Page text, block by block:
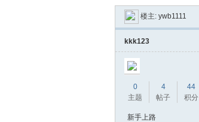
» ›
楼主: ywb1111
kkk123
0
主题
4
帖子
44
积分
新手上路